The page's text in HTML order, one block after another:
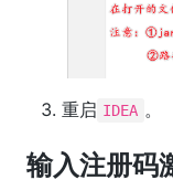
重启 IDEA 。
输入注册码